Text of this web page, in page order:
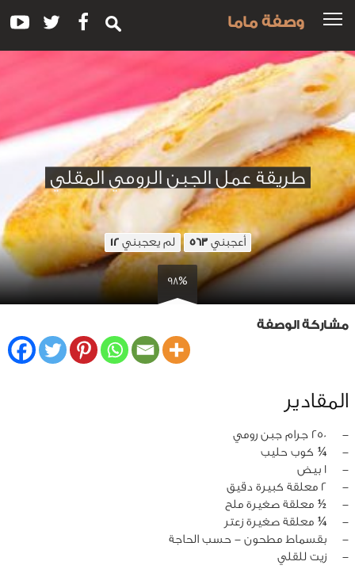
وصفة ماما
طريقة عمل الجبن الرومي المقلي
أعجبني563 لم يعجبني12
98%
مشاركة الوصفة
المقادير
‏-
250 جرام جبن رومي
‏-
¼ كوب حليب
‏-
1 بيض
‏-
2 معلقة كبيرة دقيق
‏-
½ معلقة صغيرة ملح
‏-
¼ معلقة صغيرة زعتر
‏-
بقسماط مطحون - حسب الحاجة
‏-
زيت للقلي